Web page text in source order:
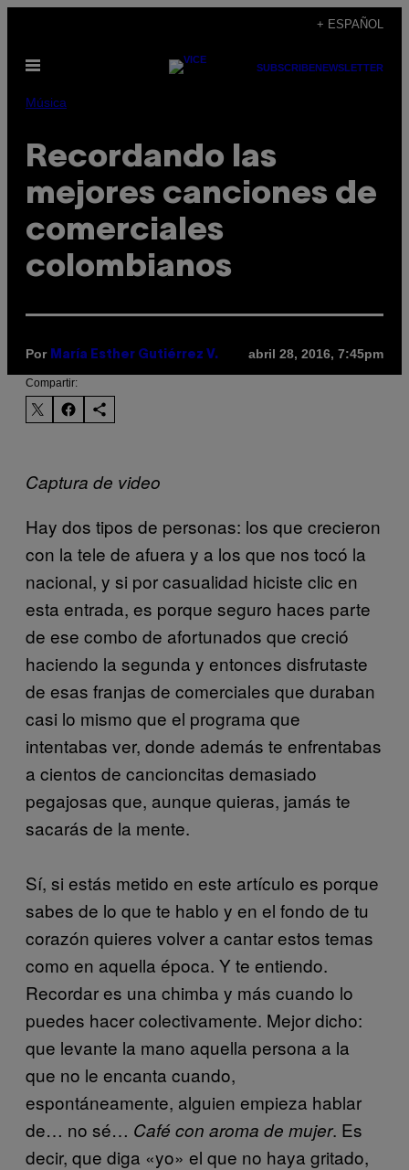
contenido
+ ESPAÑOL
Abrir
SUBSCRIBENEWSLETTER
Música
Recordando las
mejores canciones de
comerciales
colombianos
Por María Esther Gutiérrez V. abril 28, 2016, 7:45pm
Compartir:
Captura de video
Hay dos tipos de personas: los que crecieron
con la tele de afuera y a los que nos tocó la
nacional, y si por casualidad hiciste clic en
esta entrada, es porque seguro haces parte
de ese combo de afortunados que creció
haciendo la segunda y entonces disfrutaste
de esas franjas de comerciales que duraban
casi lo mismo que el programa que
intentabas ver, donde además te enfrentabas
a cientos de cancioncitas demasiado
pegajosas que, aunque quieras, jamás te
sacarás de la mente.
Sí, si estás metido en este artículo es porque
sabes de lo que te hablo y en el fondo de tu
corazón quieres volver a cantar estos temas
como en aquella época. Y te entiendo.
Recordar es una chimba y más cuando lo
puedes hacer colectivamente. Mejor dicho:
que levante la mano aquella persona a la
que no le encanta cuando,
espontáneamente, alguien empieza hablar
de… no sé… Café con aroma de mujer. Es
decir, que diga «yo» el que no haya gritado,